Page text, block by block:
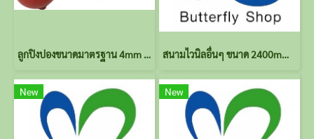
ลูกปิงปองขนาดมาตรฐาน 4mm คละสี(สั่งจำนวนมากทักไลน์ร้าน) สนามไวนิลอื่นๆ ขนาด 2400mm*3900mm (ส่งไฟล์แบบทางไลน์ร้าน)
New New